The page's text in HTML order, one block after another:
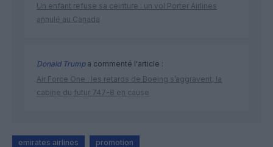
Un enfant refuse sa ceinture : un vol Porter Airlines
annulé au Canada
Donald Trumpa commenté l'article :
Air Force One : les retards de Boeing s’aggravent, la
cabine du futur 747-8 en cause
emirates airlines promotion